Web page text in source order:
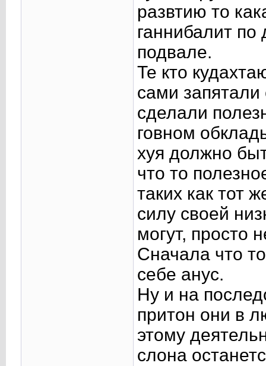
развтию то
ганнибалит по
подвале.
Те кто
сами
сделали
говном
хуя должно
что то
таких как тот
силу своей
могут, просто
Сначала что
себе анус.
Ну и на
притон они в
этому
слона